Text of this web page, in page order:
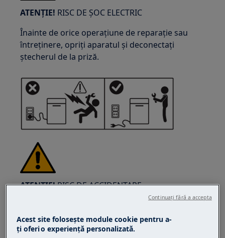
ATENȚIE! RISC DE ȘOC ELECTRIC
Înainte de orice operațiune de reparație sau
întreținere, opriți aparatul și deconectați
ștecherul de la priză.
ATENȚIE!RISC DE ACCIDENTARE
Acest site folosește module cookie pentru a-
ţi oferi o experienţă personalizată.
Continuați fără a accepta